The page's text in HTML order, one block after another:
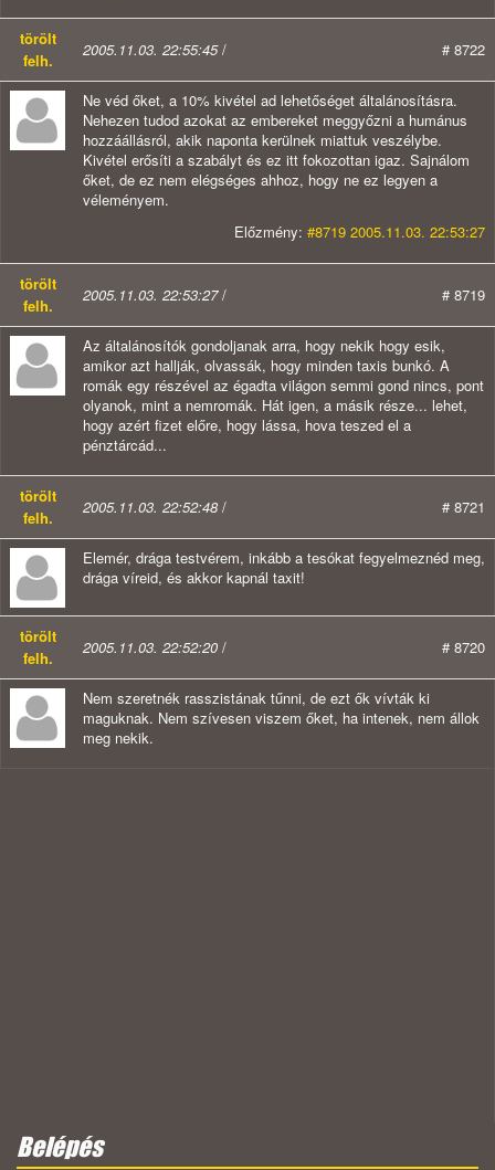
törölt
felh.
2005.11.03. 22:55:45/ # 8722
Ne véd őket, a 10% kivétel ad lehetőséget általánosításra.
Nehezen tudod azokat az embereket meggyőzni a humánus
hozzáállásról, akik naponta kerülnek miattuk veszélybe.
Kivétel erősíti a szabályt és ez itt fokozottan igaz. Sajnálom
őket, de ez nem elégséges ahhoz, hogy ne ez legyen a
véleményem.
Előzmény: #8719 2005.11.03. 22:53:27
törölt
felh.
2005.11.03. 22:53:27/ # 8719
Az általánosítók gondoljanak arra, hogy nekik hogy esik,
amikor azt hallják, olvassák, hogy minden taxis bunkó. A
romák egy részével az égadta világon semmi gond nincs, pont
olyanok, mint a nemromák. Hát igen, a másik része... lehet,
hogy azért fizet előre, hogy lássa, hova teszed el a
pénztárcád...
törölt
felh.
2005.11.03. 22:52:48 / # 8721
Elemér, drága testvérem, inkább a tesókat fegyelmeznéd meg,
drága víreid, és akkor kapnál taxit!
törölt
felh.
2005.11.03. 22:52:20 / # 8720
Nem szeretnék rasszistának tűnni, de ezt ők vívták ki
maguknak. Nem szívesen viszem őket, ha intenek, nem állok
meg nekik.
Belépés